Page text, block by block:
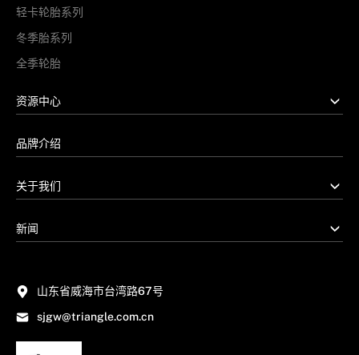
轻卡轮胎系列
冬季胎系列
全季轮胎
资源中心
品牌介绍
关于我们
新闻
山东省威海市台湾路67号
sjgw@triangle.com.cn